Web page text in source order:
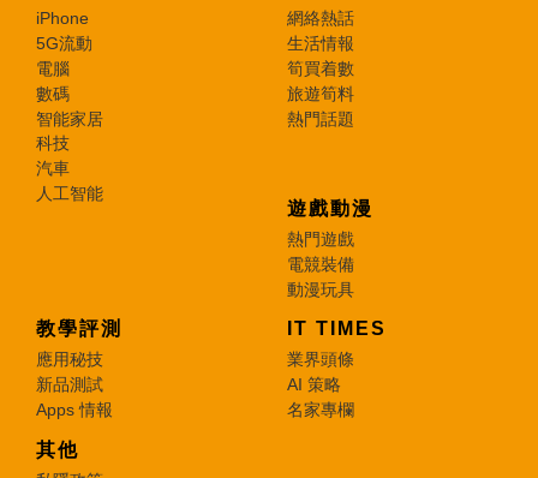
iPhone
5G流動
電腦
數碼
智能家居
科技
汽車
人工智能
網絡熱話
生活情報
筍買着數
旅遊筍料
熱門話題
遊戲動漫
熱門遊戲
電競裝備
動漫玩具
教學評測
應用秘技
新品測試
Apps 情報
IT TIMES
業界頭條
AI 策略
名家專欄
其他